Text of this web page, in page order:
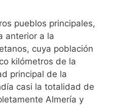
pueblos principales,
anterior a la
cuya población
kilómetros de la
principal de la
casi la totalidad de
Almería y